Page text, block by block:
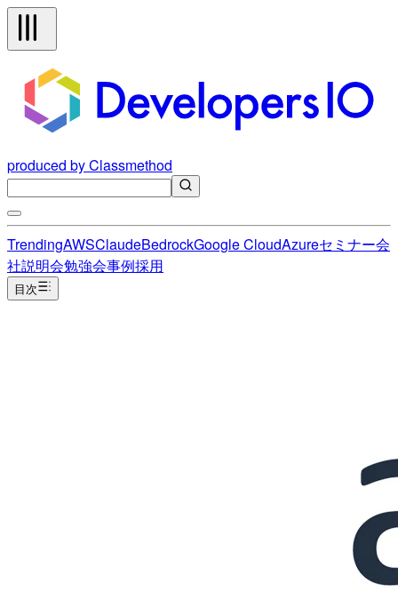
produced by Classmethod
TrendingAWSClaudeBedrockGoogle CloudAzureセミナー会
社説明会勉強会事例採用
目次